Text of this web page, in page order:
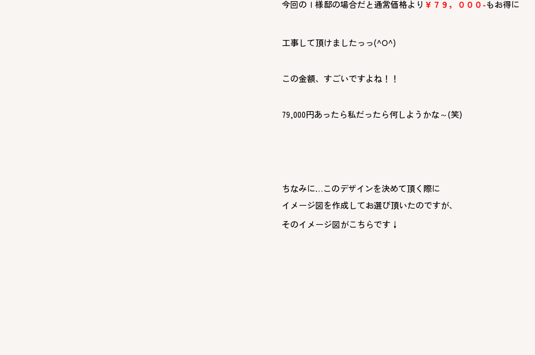
今回のＩ様邸の場合だと通常価格より ￥７９，０００-もお得に
工事して頂けましたっっ(^O^)
この金額、すごいですよね！！
79,000円あったら私だったら何しようかな～(笑)
ちなみに…このデザインを決めて頂く際に
イメージ図を作成してお選び頂いたのですが、
そのイメージ図がこちらです ↓